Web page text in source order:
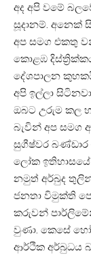
අද අපි වමේ
සූදානම්. අනෙක්
අප සමග එකතු
කොළඹ
දේශපාලන
අපි ඉල්ලා
ඔබට උරුම කල
බැවින් අප සමග
සුගීෂ්වර බණ්ඩාර
ලෝක
නමුත් අර්බුද
ජනතා විමුක්ති
කරුවන්
වුණා. කෙසේ හෝ
ආර්ථික අර්බුධය